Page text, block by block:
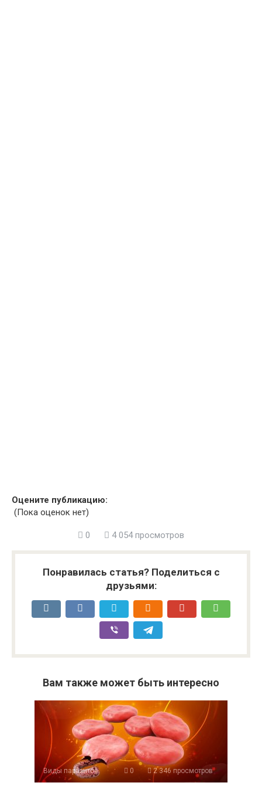
Оцените публикацию:
(Пока оценок нет)
0 4 054 просмотров
Понравилась статья? Поделиться с
друзьями:
Вам также может быть интересно
Виды паразитов 0 2 346 просмотров